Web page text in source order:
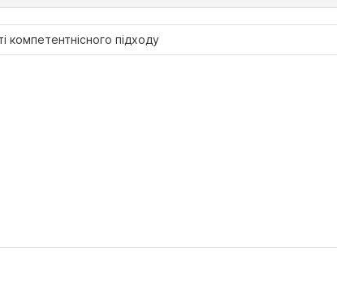
компетентнісного підходу